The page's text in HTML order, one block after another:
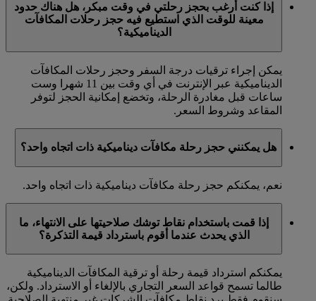
إذا كنت أرغب بحجز رحلتي في وقت مبكر، هل هناك حدود
معينة للوقت الذي استطيع فيه حجز رحلات المكافآت
الديناميكية؟
يمكن إجراء ترقيات درجة السفر وحجز رحلات المكافآت
الديناميكية عبر الإنترنت في أي وقت بين 11 شهرا وست
ساعات قبل مغادرة الرحلة، وتخضع إمكانية الحجز لتوفر
المقاعد وشروط السعر.
هل يمكنني حجز رحلة مكافآت ديناميكية ذات اتجاه واحد؟
نعم، يمكنكم حجز رحلة مكافآت ديناميكية ذات اتجاه واحد.
إذا قمت باستخدام نقاط توشك صلاحيتها على الانتهاء، ما
الذي يحدث عندما أقوم باسترداد قيمة التذكرة؟
يمكنكم استرداد قيمة رحلة أو ترقية المكافآت الديناميكية
طالما تسمح قواعد السعر التجاري بالإلغاء أو الاسترداد. ولكن،